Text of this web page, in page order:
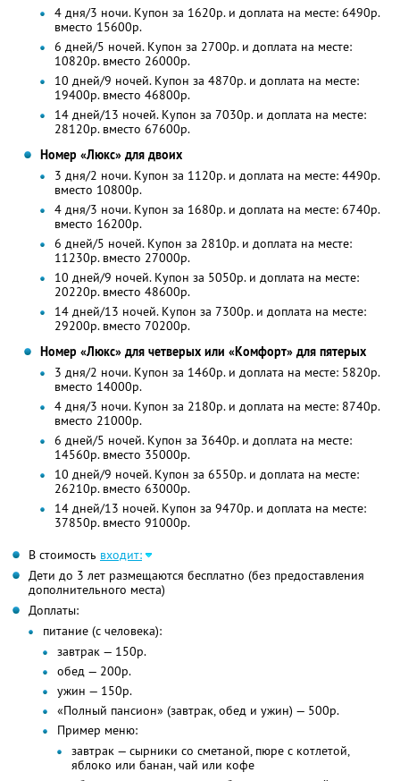
4 дня/3 ночи. Купон за 1620р. и доплата на месте: 6490р.
вместо 15600р.
6 дней/5 ночей. Купон за 2700р. и доплата на месте:
10820р. вместо 26000р.
10 дней/9 ночей. Купон за 4870р. и доплата на месте:
19400р. вместо 46800р.
14 дней/13 ночей. Купон за 7030р. и доплата на месте:
28120р. вместо 67600р.
Номер «Люкс» для двоих
3 дня/2 ночи. Купон за 1120р. и доплата на месте: 4490р.
вместо 10800р.
4 дня/3 ночи. Купон за 1680р. и доплата на месте: 6740р.
вместо 16200р.
6 дней/5 ночей. Купон за 2810р. и доплата на месте:
11230р. вместо 27000р.
10 дней/9 ночей. Купон за 5050р. и доплата на месте:
20220р. вместо 48600р.
14 дней/13 ночей. Купон за 7300р. и доплата на месте:
29200р. вместо 70200р.
Номер «Люкс» для четверых или «Комфорт» для пятерых
3 дня/2 ночи. Купон за 1460р. и доплата на месте: 5820р.
вместо 14000р.
4 дня/3 ночи. Купон за 2180р. и доплата на месте: 8740р.
вместо 21000р.
6 дней/5 ночей. Купон за 3640р. и доплата на месте:
14560р. вместо 35000р.
10 дней/9 ночей. Купон за 6550р. и доплата на месте:
26210р. вместо 63000р.
14 дней/13 ночей. Купон за 9470р. и доплата на месте:
37850р. вместо 91000р.
В стоимость входит:
Дети до 3 лет размещаются бесплатно (без предоставления
дополнительного места)
Доплаты:
питание (с человека):
завтрак — 150р.
обед — 200р.
ужин — 150р.
«Полный пансион» (завтрак, обед и ужин) — 500р.
Пример меню:
завтрак — сырники со сметаной, пюре с котлетой,
яблоко или банан, чай или кофе